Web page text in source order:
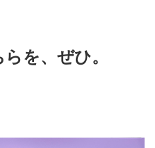
を、ぜひ。